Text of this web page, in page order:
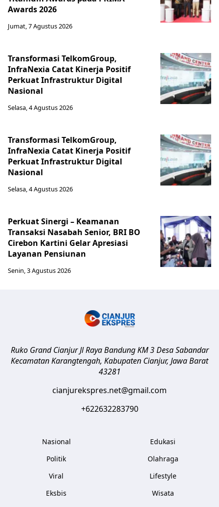
Awards 2026
Jumat, 7 Agustus 2026
Transformasi TelkomGroup,
InfraNexia Catat Kinerja Positif
Perkuat Infrastruktur Digital
Nasional
Selasa, 4 Agustus 2026
Transformasi TelkomGroup,
InfraNexia Catat Kinerja Positif
Perkuat Infrastruktur Digital
Nasional
Selasa, 4 Agustus 2026
Perkuat Sinergi – Keamanan
Transaksi Nasabah Senior, BRI BO
Cirebon Kartini Gelar Apresiasi
Layanan Pensiunan
Senin, 3 Agustus 2026
Ruko Grand Cianjur Jl Raya Bandung KM 3 Desa Sabandar
Kecamatan Karangtengah, Kabupaten Cianjur, Jawa Barat
43281
cianjurekspres.net@gmail.com
+622632283790
Nasional
Politik
Viral
Eksbis
Edukasi
Olahraga
Lifestyle
Wisata